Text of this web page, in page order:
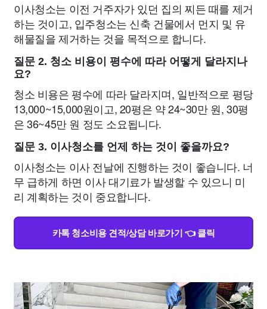
이사청소는 이전 거주자가 있던 집의 찌든 때를 제거
하는 것이고, 입주청소는 신축 건물에서 먼지 및 유
해물질을 제거하는 것을 목적으로 합니다.
질문 2. 청소 비용이 평수에 따라 어떻게 달라지나
요?
청소 비용은 평수에 따라 달라지며, 일반적으로 평당
13,000~15,000원이고, 20평은 약 24~30만 원, 30평
은 36~45만 원 정도 소요됩니다.
질문 3. 이사청소를 언제 하는 것이 좋을까요?
이사청소는 이사 전날에 진행하는 것이 좋습니다. 너
무 급하게 하면 이사 대기료가 발생할 수 있으니 미
리 계획하는 것이 중요합니다.
카톡 청소비용 견적/상담 바로가기 👈 클릭